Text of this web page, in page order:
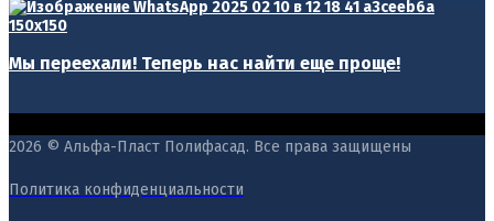
Мы переехали! Теперь нас найти еще проще!
2026 © Альфа-Пласт Полифасад. Все права защищены
Политика конфиденциальности